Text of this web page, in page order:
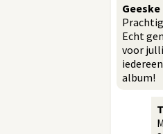
Geeske
Echt
voor
album!